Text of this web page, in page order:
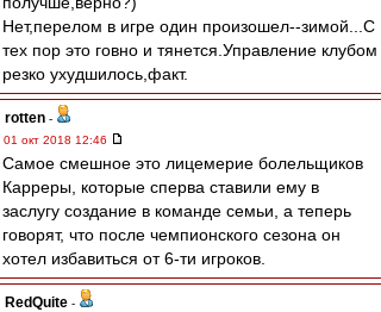
Нет,перелом в игре один произошел--зимой...С
тех пор это говно и тянется.Управление клубом
резко ухудшилось,факт.
rotten -
01 окт 2018 12:46
Самое смешное это лицемерие болельщиков
Карреры, которые сперва ставили ему в
заслугу создание в команде семьи, а теперь
говорят, что после чемпионского сезона он
хотел избавиться от 6-ти игроков.
RedQuite -